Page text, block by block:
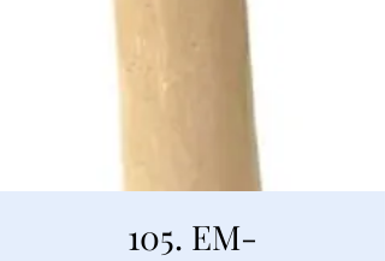
105. EM-